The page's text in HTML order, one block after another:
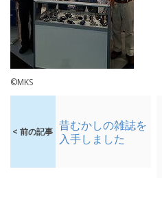
©MKS
< 前の記事 昔むかしの雑誌を
入手しました